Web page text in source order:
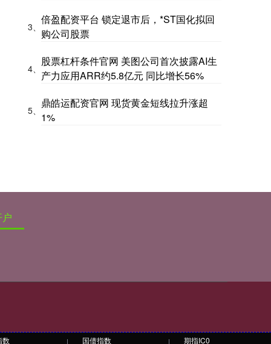
3、
倍盈配资平台 锁定退市后，*ST国化拟回
购公司股票
4、
股票杠杆条件官网 美图公司首次披露AI生
产力应用ARR约5.8亿元 同比增长56%
5、
鼎皓运配资官网 现货黄金短线拉升涨超
1%
数 国债指数 期指IC0